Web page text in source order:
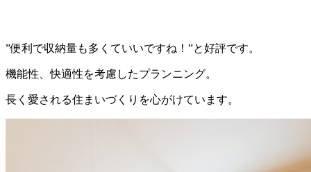
”便利で収納量も多くていいですね！”と好評です。
機能性、快適性を考慮したプランニング。
長く愛される住まいづくりを心がけています。